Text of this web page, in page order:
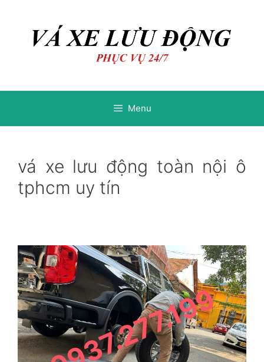
Menu
vá xe lưu động toàn nội ô
tphcm uy tín